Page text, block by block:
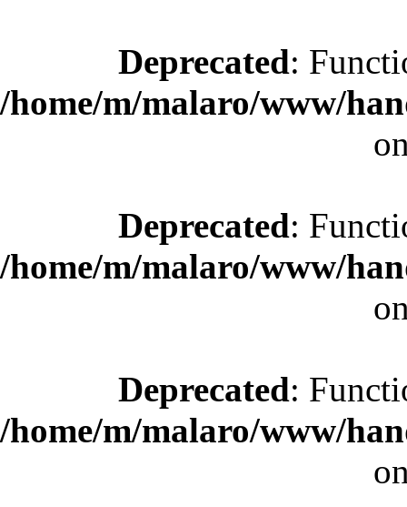
Deprecated:
/home/m/malaro/www/
Deprecated:
/home/m/malaro/www/
Deprecated:
/home/m/malaro/www/